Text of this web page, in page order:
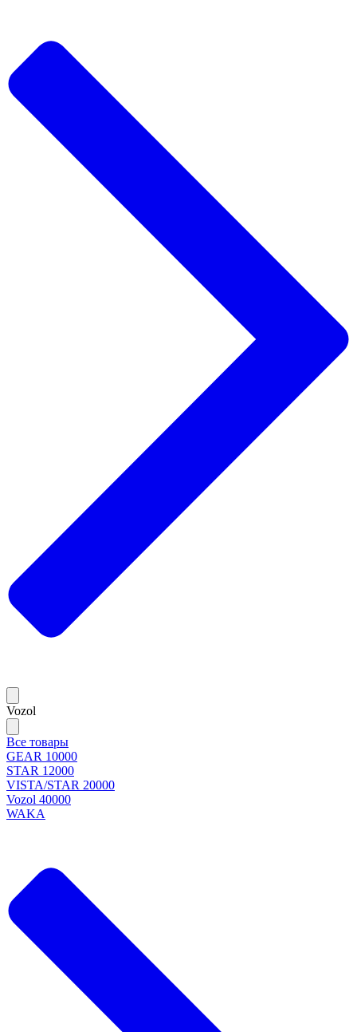
Vozol
Все товары
GEAR 10000
STAR 12000
VISTA/STAR 20000
Vozol 40000
WAKA